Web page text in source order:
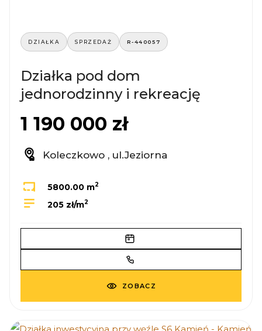
DZIAŁKA SPRZEDAŻ R-440057
Działka pod dom
jednorodzinny i rekreację
1 190 000 zł
Koleczkowo , ul.Jeziorna
5800.00 m2
205 zł/m2
ZOBACZ